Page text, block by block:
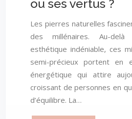
ou ses vertus ?
Les pierres naturelles
des millénaires. Au-
esthétique indéniable, ces
semi-précieux portent en
énergétique qui attire
croissant de personnes en
d’équilibre. La…